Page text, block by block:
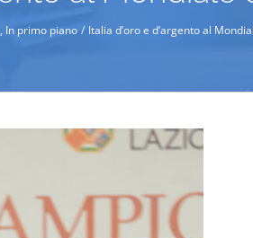
In primo piano Italia d’oro e d’argento al